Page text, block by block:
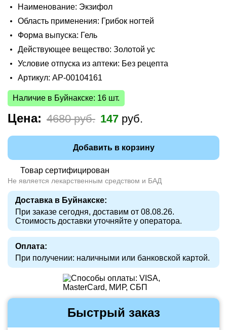
Наименование: Экзифол
Область применения: Грибок ногтей
Форма выпуска: Гель
Действующее вещество: Золотой ус
Условие отпуска из аптеки: Без рецепта
Артикул: AP-00104161
Наличие в Буйнакске: 16 шт.
Цена: 4680 руб. 147 руб.
Товар сертифицирован
Не является лекарственным средством и БАД
Доставка в Буйнакске:
При заказе сегодня, доставим от 08.08.26.
Стоимость доставки уточняйте у оператора.
Оплата:
При получении: наличными или банковской картой.
Добавить в корзину
Быстрый заказ